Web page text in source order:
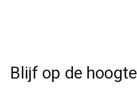
Blijf op de hoogte